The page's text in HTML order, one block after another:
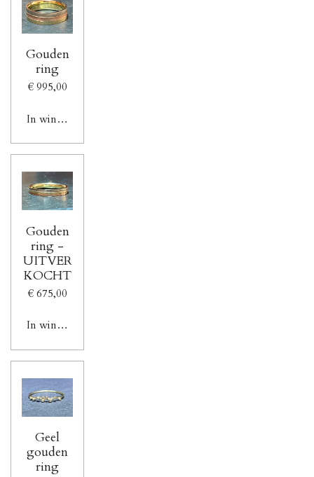
Gouden
ring
€ 995,00
In winkelwagen
Gouden
ring -
UITVER
KOCHT
€ 675,00
In winkelwagen
Geel
gouden
ring